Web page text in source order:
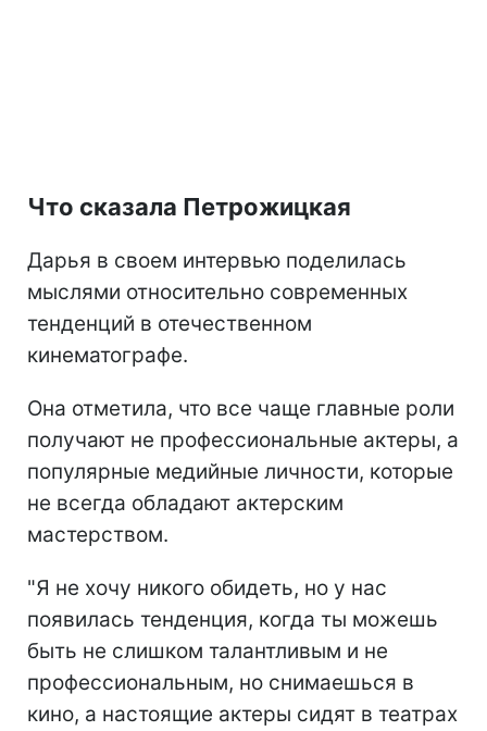
Что сказала Петрожицкая
Дарья в своем интервью поделилась
мыслями относительно современных
тенденций в отечественном
кинематографе.
Она отметила, что все чаще главные роли
получают не профессиональные актеры, а
популярные медийные личности, которые
не всегда обладают актерским
мастерством.
"Я не хочу никого обидеть, но у нас
появилась тенденция, когда ты можешь
быть не слишком талантливым и не
профессиональным, но снимаешься в
кино, а настоящие актеры сидят в театрах